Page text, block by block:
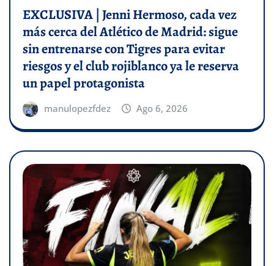
EXCLUSIVA | Jenni Hermoso, cada vez
más cerca del Atlético de Madrid: sigue
sin entrenarse con Tigres para evitar
riesgos y el club rojiblanco ya le reserva
un papel protagonista
manulopezfdez Ago 6, 2026